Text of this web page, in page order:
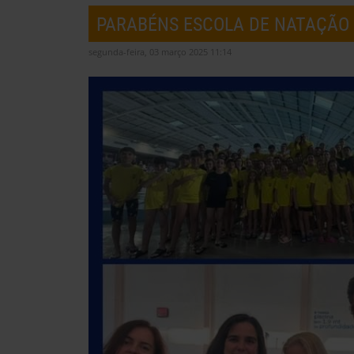
PARABÉNS ESCOLA DE
segunda-feira, 03 março 2025 11:14